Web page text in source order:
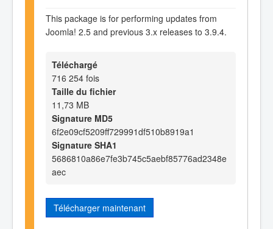
This package is for performing updates from
Joomla! 2.5 and previous 3.x releases to 3.9.4.
Téléchargé
716 254 fois
Taille du fichier
11,73 MB
Signature MD5
6f2e09cf5209ff729991df510b8919a1
Signature SHA1
5686810a86e7fe3b745c5aebf85776ad2348e
aec
Télécharger maintenant